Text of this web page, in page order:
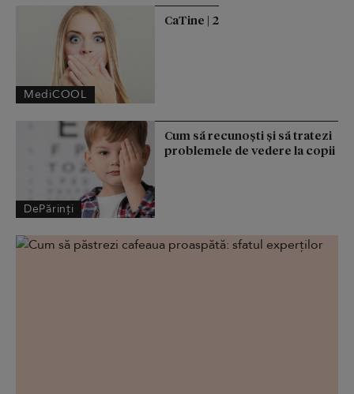
MediCOOL
CaTine | 2
DePărinți
Cum să recunoști și să tratezi
problemele de vedere la copii